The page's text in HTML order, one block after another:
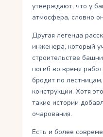
утверждают, что у
атмосфера, словно
Другая легенда
инженера, который
строительстве
погиб во время
бродит по
конструкции. Хотя
такие истории
очарования.
Есть и более